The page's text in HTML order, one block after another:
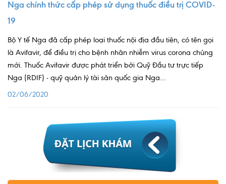
Nga chính thức cấp phép sử dụng thuốc điều trị COVID-
19
Bộ Y tế Nga đã cấp phép loại thuốc nội địa đầu tiên, có tên gọi
là Avifavir, để điều trị cho bệnh nhân nhiễm virus corona chủng
mới. Thuốc Avifavir được phát triển bởi Quỹ Đầu tư trực tiếp
Nga (RDIF) - quỹ quản lý tài sản quốc gia Nga...
02/06/2020